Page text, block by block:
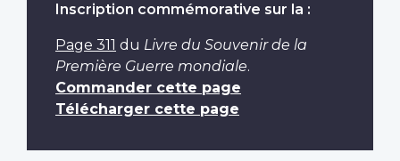
Inscription commémorative sur la :
Page 311 du Livre du Souvenir de la
Première Guerre mondiale.
Commander cette page
Télécharger cette page